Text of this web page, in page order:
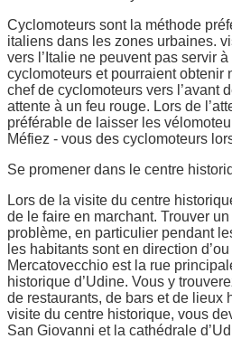
Cyclomoteurs sont la méthode
italiens dans les zones urbaines.
vers l’Italie ne peuvent pas servir
cyclomoteurs et pourraient obtenir
chef de cyclomoteurs vers l’avant
attente à un feu rouge. Lors de
préférable de laisser les
Méfiez - vous des cyclomoteurs
Se promener dans le centre
Lors de la visite du centre
de le faire en marchant. Trouver
problème, en particulier pendant
les habitants sont en direction
Mercatovecchio est la rue
historique d’Udine. Vous y
de restaurants, de bars et de lieux
visite du centre historique, vous
San Giovanni et la cathédrale